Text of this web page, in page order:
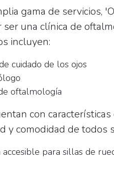
gama de servicios,
ser una clínica de
incluyen:
cuidado de los ojos
oftalmología
con
y comodidad de todos
accesible para sillas de